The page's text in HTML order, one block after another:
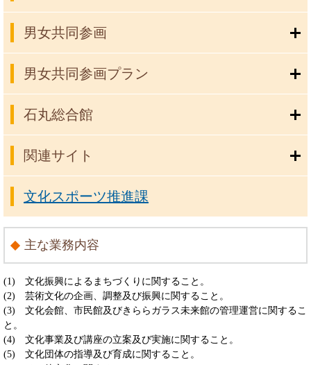
男女共同参画
男女共同参画プラン
石丸総合館
関連サイト
文化スポーツ推進課
主な業務内容
(1) 文化振興によるまちづくりに関すること。
(2) 芸術文化の企画、調整及び振興に関すること。
(3) 文化会館、市民館及びきららガラス未来館の管理運営に関するこ
と。
(4) 文化事業及び講座の立案及び実施に関すること。
(5) 文化団体の指導及び育成に関すること。